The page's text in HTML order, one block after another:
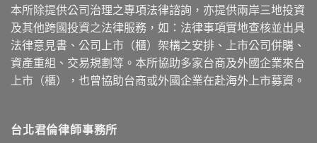
本所除提供公司治理之專項法律諮詢，亦提供兩岸三地投資
及其他跨國投資之法律服務，如：法律事項實地查核並出具
法律意見書、公司上市（櫃）架構之安排、上市公司併購、
資產重組、交易規劃等。本所協助多家台商及外國企業來台
上市（櫃），也曾協助台商或外國企業在赴海外上市募資。
台北君倫律師事務所